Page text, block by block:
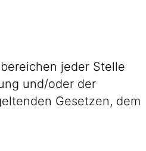
jeder Stelle
und/oder der
Gesetzen, dem